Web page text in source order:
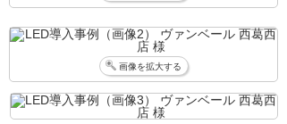
画像を拡大する